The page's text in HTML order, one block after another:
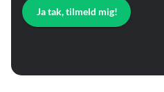
Ja tak, tilmeld mig!